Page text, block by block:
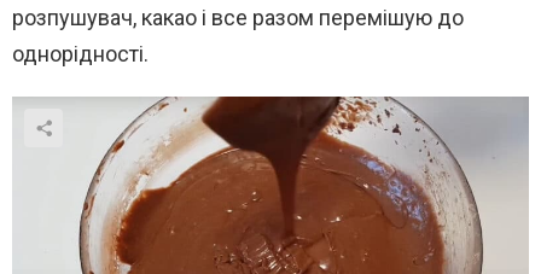
розпушувач, какао і все разом перемішую до
однорідності.